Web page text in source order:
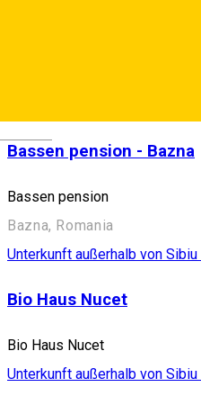
Bassen pension - Bazna
Bassen pension
Bazna, Romania
Unterkunft außerhalb von Sibiu
Bio Haus Nucet
Bio Haus Nucet
Unterkunft außerhalb von Sibiu